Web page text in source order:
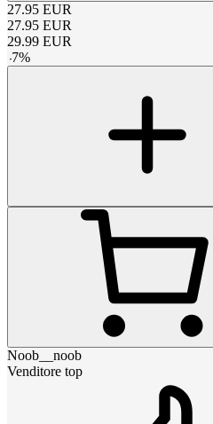
27.95 EUR
27.95 EUR
29.99 EUR
-7%
Noob__noob
Venditore top